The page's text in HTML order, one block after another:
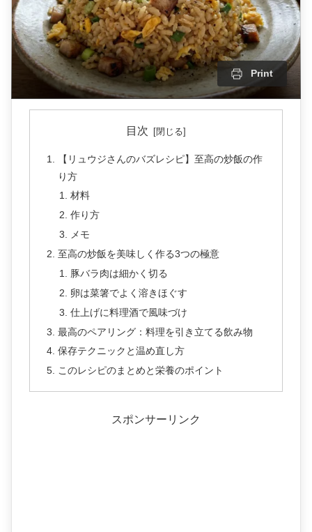
Print
目次
【リュウジさんのバズレシピ】至高の炒飯の作
り方
材料
作り方
メモ
至高の炒飯を美味しく作る3つの極意
豚バラ肉は細かく切る
卵は菜箸でよく溶きほぐす
仕上げに料理酒で風味づけ
最高のペアリング：料理を引き立てる飲み物
保存テクニックと温め直し方
このレシピのまとめと栄養のポイント
スポンサーリンク